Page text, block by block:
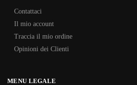
Contattaci
Il mio account
Traccia il mio ordine
Opinioni dei Clienti
MENU LEGALE